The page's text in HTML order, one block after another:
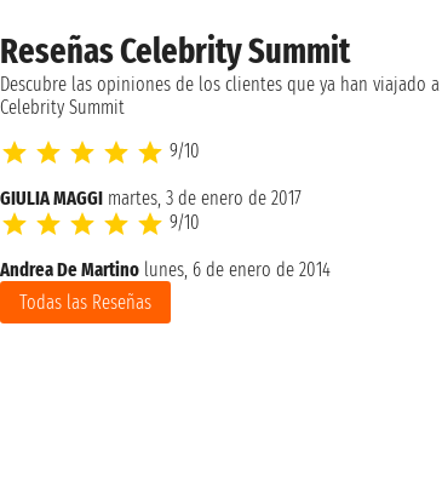
Reseñas Celebrity Summit
Descubre las opiniones de los clientes que ya han viajado
Celebrity Summit
9/10
GIULIA MAGGI martes, 3 de enero de 2017
9/10
Andrea De Martino lunes, 6 de enero de 2014
Todas las Reseñas